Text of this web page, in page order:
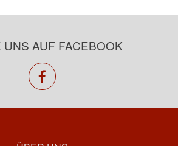
UNS AUF FACEBOOK
facebook